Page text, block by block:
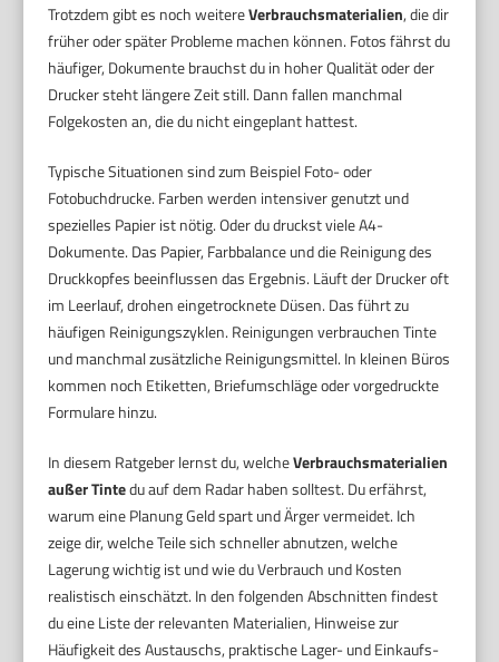
Trotzdem gibt es noch weitereVerbrauchsmaterialien, die dir
früher oder später Probleme machen können. Fotos fährst du
häufiger, Dokumente brauchst du in hoher Qualität oder der
Drucker steht längere Zeit still. Dann fallen manchmal
Folgekosten an, die du nicht eingeplant hattest.
Typische Situationen sind zum Beispiel Foto- oder
Fotobuchdrucke. Farben werden intensiver genutzt und
spezielles Papier ist nötig. Oder du druckst viele A4-
Dokumente. Das Papier, Farbbalance und die Reinigung des
Druckkopfes beeinflussen das Ergebnis. Läuft der Drucker oft
im Leerlauf, drohen eingetrocknete Düsen. Das führt zu
häufigen Reinigungszyklen. Reinigungen verbrauchen Tinte
und manchmal zusätzliche Reinigungsmittel. In kleinen Büros
kommen noch Etiketten, Briefumschläge oder vorgedruckte
Formulare hinzu.
In diesem Ratgeber lernst du, welcheVerbrauchsmaterialien
außer Tintedu auf dem Radar haben solltest. Du erfährst,
warum eine Planung Geld spart und Ärger vermeidet. Ich
zeige dir, welche Teile sich schneller abnutzen, welche
Lagerung wichtig ist und wie du Verbrauch und Kosten
realistisch einschätzt. In den folgenden Abschnitten findest
du eine Liste der relevanten Materialien, Hinweise zur
Häufigkeit des Austauschs, praktische Lager- und Einkaufs-